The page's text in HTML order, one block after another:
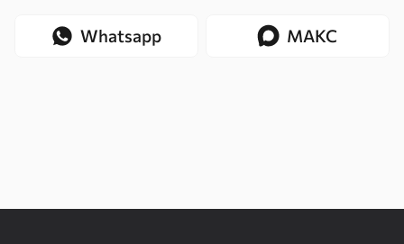
Whatsapp МАКС